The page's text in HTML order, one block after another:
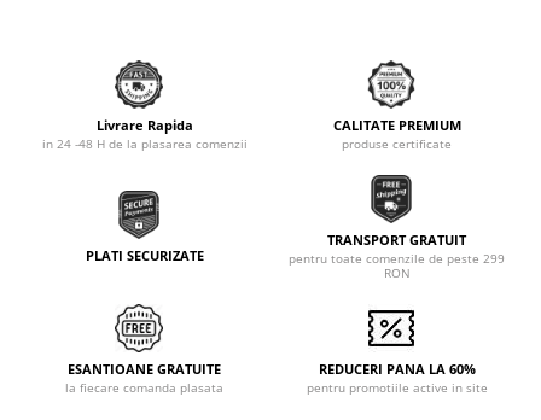
Livrare Rapida
in 24 -48 H de la plasarea comenzii
CALITATE PREMIUM
produse certificate
PLATI SECURIZATE
TRANSPORT GRATUIT
pentru toate comenzile de peste 299
RON
ESANTIOANE GRATUITE
la fiecare comanda plasata
REDUCERI PANA LA 60%
pentru promotiile active in site